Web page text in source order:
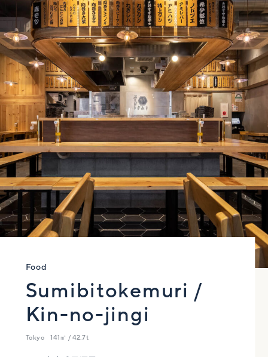
Food
Sumibitokemuri /
Kin-no-jingi
Tokyo 141㎡ / 42.7t